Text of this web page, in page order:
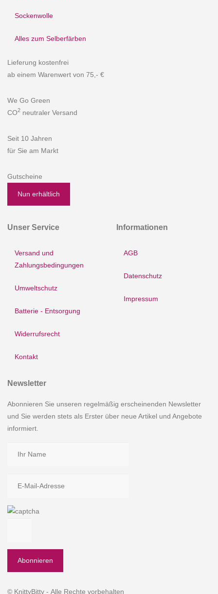
Sockenwolle
Alles zum Selberfärben
Lieferung kostenfrei
ab einem Warenwert von 75,- €
We Go Green
CO2 neutraler Versand
Seit 10 Jahren
für Sie am Markt
Gutscheine
Nun erhältlich
Unser Service
Versand und
Zahlungsbedingungen
Umweltschutz
Batterie - Entsorgung
Widerrufsrecht
Kontakt
Informationen
AGB
Datenschutz
Impressum
Newsletter
Abonnieren Sie unseren regelmäßig erscheinenden Newsletter
und Sie werden stets als Erster über neue Artikel und Angebote
informiert.
© KnittyBitty - Alle Rechte vorbehalten